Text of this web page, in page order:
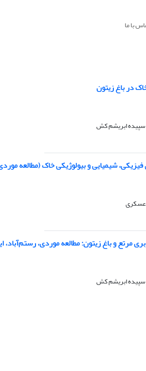
با ما
در باغ‌ زیتون
سپیده ابریشم کش
شیمیایی و بیولوژیکی خاک (مطالعه
عسکری
مرتع و باغ زیتون: مطالعه موردی، رستم‌آباد،
سپیده ابریشم کش